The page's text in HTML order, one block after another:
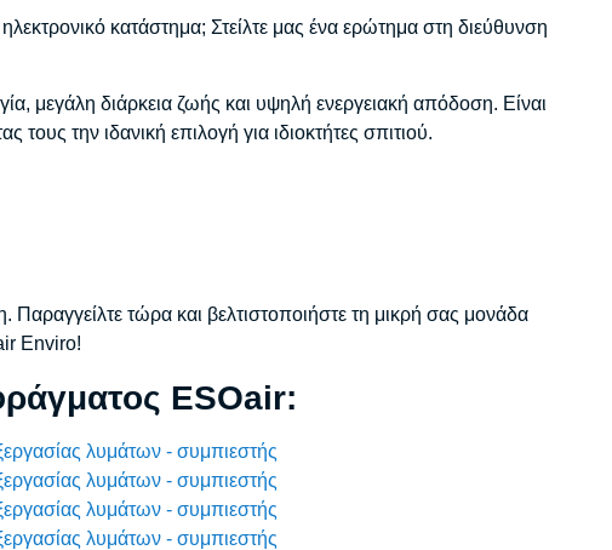
κατάστημα; Στείλτε μας ένα ερώτημα στη διεύθυνση
μεγάλη διάρκεια ζωής και υψηλή ενεργειακή απόδοση. Είναι
την ιδανική επιλογή για ιδιοκτήτες σπιτιού.
τώρα και βελτιστοποιήστε τη μικρή σας μονάδα
Enviro!
ESOair:
λυμάτων - συμπιεστής
λυμάτων - συμπιεστής
λυμάτων - συμπιεστής
λυμάτων - συμπιεστής